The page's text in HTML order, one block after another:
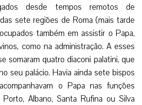
desde tempos remotos de
sete regiões de Roma (mais tarde
também em assistir o Papa,
como na administração. A esses
somaram quatro diaconi palatini, que
seu palácio. Havia ainda sete bispos
o Papa nas funções
Albano, Santa Rufina ou Silva